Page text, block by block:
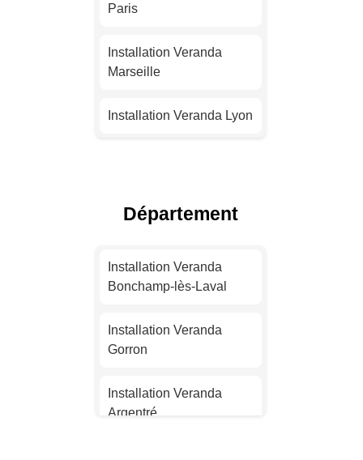
Paris
Installation Veranda
Marseille
Installation Veranda Lyon
Installation Veranda Nice
Installation Veranda
Nantes
Installation Veranda
Strasbourg
Installation Veranda
Montpellier
Département
Installation Veranda
Bonchamp-lès-Laval
Installation Veranda
Gorron
Installation Veranda
Argentré